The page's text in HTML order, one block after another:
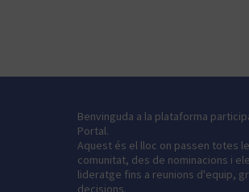
Benvinguda a la plataforma
Portal.
Aquest és el lloc on passen totes
comunitat, des de nominacions i
lideratge fins a reunions d'equip,
decisions.